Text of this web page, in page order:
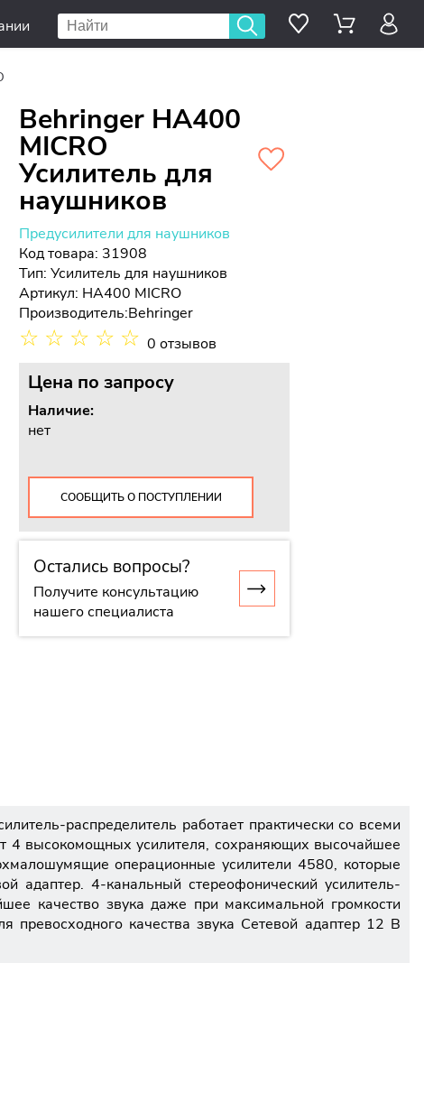
Behringer HA400
MICRO
Усилитель для
наушников
Предусилители для наушников
Код товара: 31908
Тип:Усилитель для наушников
Артикул: HA400 MICRO
Производитель:Behringer
☆ ☆ ☆ ☆ ☆ 0 отзывов
Цена по запросу
Наличие:
нет
СООБЩИТЬ О ПОСТУПЛЕНИИ
Остались вопросы?
Получите консультацию
нашего специалиста
распределитель работает практически со всеми
4 высокомощных усилителя, сохраняющих высочайшее
операционные усилители 4580, которые
адаптер. 4-канальный стереофонический усилитель-
качество звука даже при максимальной громкости
качества звука Сетевой адаптер 12 В